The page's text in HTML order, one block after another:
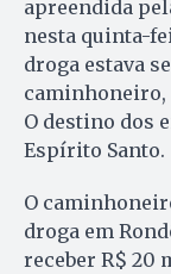
apreendida
nesta quinta-
droga estava
caminhoneiro,
O destino dos
Espírito Santo.
O
droga em
receber R$ 20